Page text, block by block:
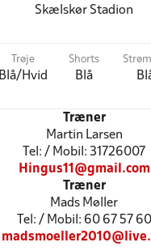
Skælskør Stadion
Trøje
Blå/Hvid
Shorts
Blå
Træner
Martin Larsen
Tel: / Mobil: 31726007
Hingus11@gmail.com
Træner
Mads Møller
Tel: / Mobil: 60 67 57 60